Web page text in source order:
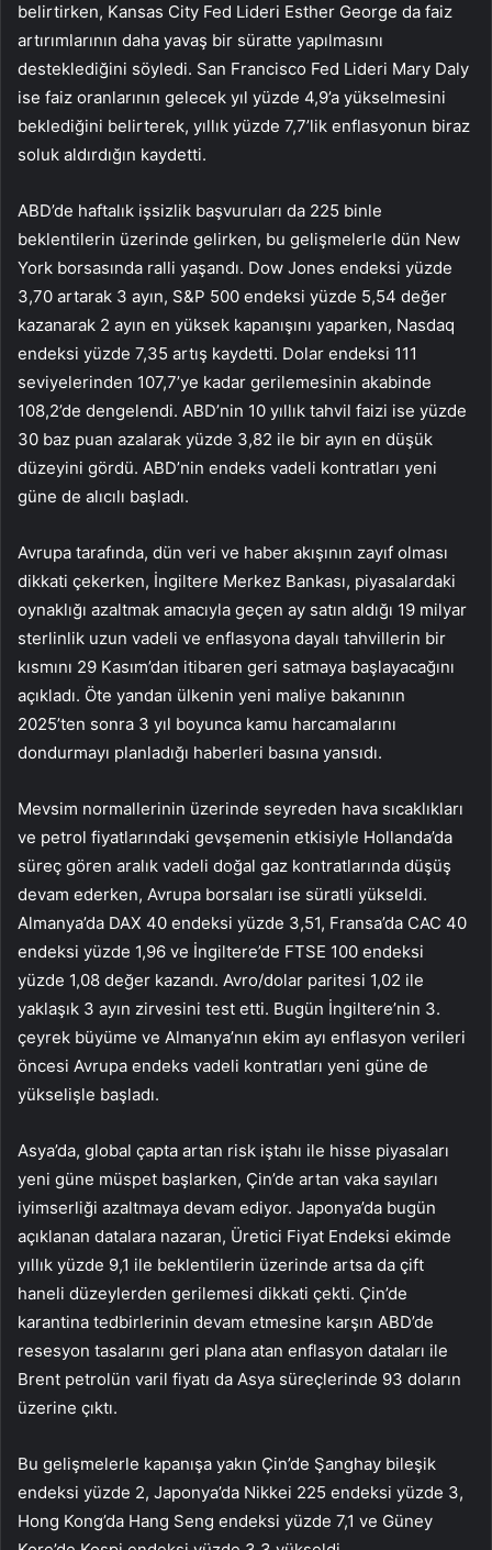
belirtirken, Kansas City Fed Lideri Esther George da faiz
artırımlarının daha yavaş bir süratte yapılmasını
desteklediğini söyledi. San Francisco Fed Lideri Mary Daly
ise faiz oranlarının gelecek yıl yüzde 4,9’a yükselmesini
beklediğini belirterek, yıllık yüzde 7,7’lik enflasyonun biraz
soluk aldırdığın kaydetti.
ABD’de haftalık işsizlik başvuruları da 225 binle
beklentilerin üzerinde gelirken, bu gelişmelerle dün New
York borsasında ralli yaşandı. Dow Jones endeksi yüzde
3,70 artarak 3 ayın, S&P 500 endeksi yüzde 5,54 değer
kazanarak 2 ayın en yüksek kapanışını yaparken, Nasdaq
endeksi yüzde 7,35 artış kaydetti. Dolar endeksi 111
seviyelerinden 107,7’ye kadar gerilemesinin akabinde
108,2’de dengelendi. ABD’nin 10 yıllık tahvil faizi ise yüzde
30 baz puan azalarak yüzde 3,82 ile bir ayın en düşük
düzeyini gördü. ABD’nin endeks vadeli kontratları yeni
güne de alıcılı başladı.
Avrupa tarafında, dün veri ve haber akışının zayıf olması
dikkati çekerken, İngiltere Merkez Bankası, piyasalardaki
oynaklığı azaltmak amacıyla geçen ay satın aldığı 19 milyar
sterlinlik uzun vadeli ve enflasyona dayalı tahvillerin bir
kısmını 29 Kasım’dan itibaren geri satmaya başlayacağını
açıkladı. Öte yandan ülkenin yeni maliye bakanının
2025’ten sonra 3 yıl boyunca kamu harcamalarını
dondurmayı planladığı haberleri basına yansıdı.
Mevsim normallerinin üzerinde seyreden hava sıcaklıkları
ve petrol fiyatlarındaki gevşemenin etkisiyle Hollanda’da
süreç gören aralık vadeli doğal gaz kontratlarında düşüş
devam ederken, Avrupa borsaları ise süratli yükseldi.
Almanya’da DAX 40 endeksi yüzde 3,51, Fransa’da CAC 40
endeksi yüzde 1,96 ve İngiltere’de FTSE 100 endeksi
yüzde 1,08 değer kazandı. Avro/dolar paritesi 1,02 ile
yaklaşık 3 ayın zirvesini test etti. Bugün İngiltere’nin 3.
çeyrek büyüme ve Almanya’nın ekim ayı enflasyon verileri
öncesi Avrupa endeks vadeli kontratları yeni güne de
yükselişle başladı.
Asya’da, global çapta artan risk iştahı ile hisse piyasaları
yeni güne müspet başlarken, Çin’de artan vaka sayıları
iyimserliği azaltmaya devam ediyor. Japonya’da bugün
açıklanan datalara nazaran, Üretici Fiyat Endeksi ekimde
yıllık yüzde 9,1 ile beklentilerin üzerinde artsa da çift
haneli düzeylerden gerilemesi dikkati çekti. Çin’de
karantina tedbirlerinin devam etmesine karşın ABD’de
resesyon tasalarını geri plana atan enflasyon dataları ile
Brent petrolün varil fiyatı da Asya süreçlerinde 93 doların
üzerine çıktı.
Bu gelişmelerle kapanışa yakın Çin’de Şanghay bileşik
endeksi yüzde 2, Japonya’da Nikkei 225 endeksi yüzde 3,
Hong Kong’da Hang Seng endeksi yüzde 7,1 ve Güney